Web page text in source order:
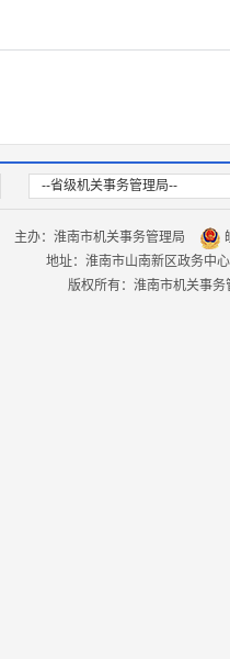
--省级机关事务管理局--
主办：淮南市机关事务管理局
地址：淮南市山南新区政务中
版权所有：淮南市机关事务